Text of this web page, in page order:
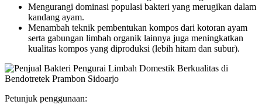
Mengurangi dominasi populasi bakteri yang merugikan dalam
kandang ayam.
Menambah teknik pembentukan kompos dari kotoran ayam
serta gabungan limbah organik lainnya juga meningkatkan
kualitas kompos yang diproduksi (lebih hitam dan subur).
Petunjuk penggunaan: